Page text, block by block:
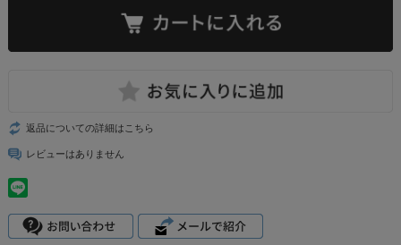
返品についての詳細はこちら
レビューはありません